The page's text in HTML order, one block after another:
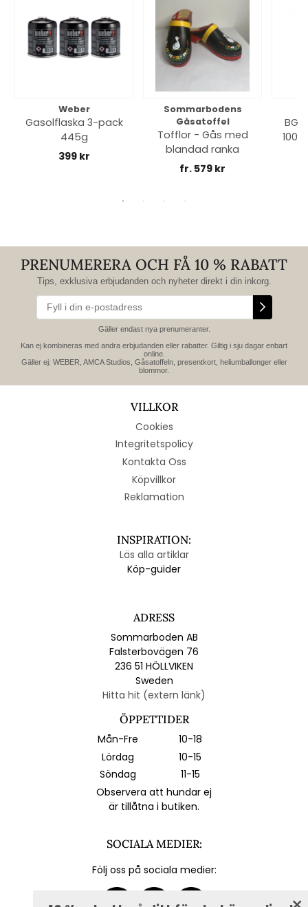
Weber
Gasolflaska 3-pack
445g
399 kr
Sommarbodens
Gåsatoffel
Tofflor - Gås med
blandad ranka
fr. 579 kr
PRENUMERERA OCH FÅ 10 % RABATT
Tips, exklusiva erbjudanden och nyheter direkt i din inkorg.
Gäller endast nya prenumeranter.
Kan ej kombineras med andra erbjudanden eller rabatter. Giltig i sju dagar enbart
online.
Gäller ej: WEBER, AMCA Studios, Gåsatoffeln, presentkort, heliumballonger eller
blommor.
VILLKOR
Cookies
Integritetspolicy
Kontakta Oss
Köpvillkor
Reklamation
INSPIRATION:
Läs alla artiklar
Köp-guider
ADRESS
Sommarboden AB
Falsterbovägen 76
236 51 HÖLLVIKEN
Sweden
Hitta hit (extern länk)
ÖPPETTIDER
Mån-Fre
10-18
Lördag
10-15
Söndag
11-15
Observera att hundar ej
är tillåtna i butiken.
SOCIALA MEDIER:
Följ oss på sociala medier: